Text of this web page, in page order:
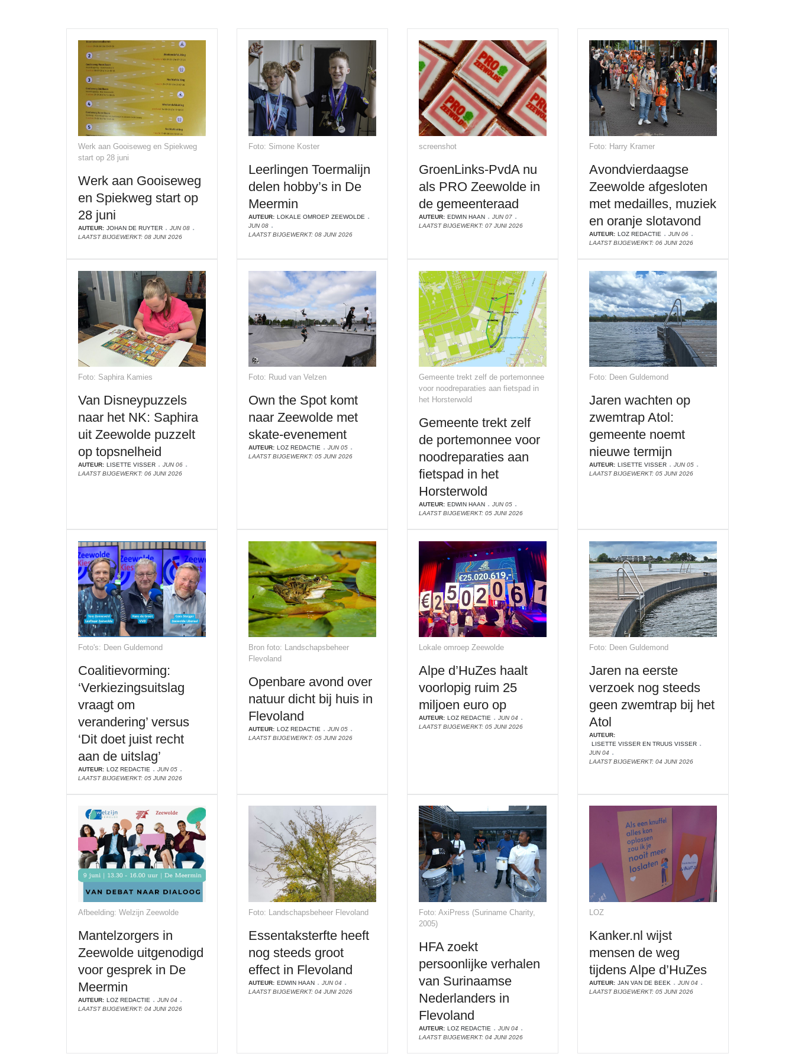
Werk aan Gooiseweg en Spiekweg
start op 28 juni
Werk aan Gooiseweg
en Spiekweg start op
28 juni
AUTEUR: JOHAN DE RUYTER
JUN 08
LAATST BIJGEWERKT: 08 JUNI 2026
Foto: Simone Koster
Leerlingen Toermalijn
delen hobby’s in De
Meermin
AUTEUR: LOKALE OMROEP ZEEWOLDE
JUN 08
LAATST BIJGEWERKT: 08 JUNI 2026
screenshot
GroenLinks-PvdA nu
als PRO Zeewolde in
de gemeenteraad
AUTEUR: EDWIN HAAN
JUN 07
LAATST BIJGEWERKT: 07 JUNI 2026
Foto: Harry Kramer
Avondvierdaagse
Zeewolde afgesloten
met medailles, muziek
en oranje slotavond
AUTEUR: LOZ REDACTIE
JUN 06
LAATST BIJGEWERKT: 06 JUNI 2026
Foto: Saphira Kamies
Van Disneypuzzels
naar het NK: Saphira
uit Zeewolde puzzelt
op topsnelheid
AUTEUR: LISETTE VISSER
JUN 06
LAATST BIJGEWERKT: 06 JUNI 2026
Foto: Ruud van Velzen
Own the Spot komt
naar Zeewolde met
skate-evenement
AUTEUR: LOZ REDACTIE
JUN 05
LAATST BIJGEWERKT: 05 JUNI 2026
Gemeente trekt zelf de portemonnee
voor noodreparaties aan fietspad in
het Horsterwold
Gemeente trekt zelf
de portemonnee voor
noodreparaties aan
fietspad in het
Horsterwold
AUTEUR: EDWIN HAAN
JUN 05
LAATST BIJGEWERKT: 05 JUNI 2026
Foto: Deen Guldemond
Jaren wachten op
zwemtrap Atol:
gemeente noemt
nieuwe termijn
AUTEUR: LISETTE VISSER
JUN 05
LAATST BIJGEWERKT: 05 JUNI 2026
Foto's: Deen Guldemond
Coalitievorming:
‘Verkiezingsuitslag
vraagt om
verandering’ versus
‘Dit doet juist recht
aan de uitslag’
AUTEUR: LOZ REDACTIE
JUN 05
LAATST BIJGEWERKT: 05 JUNI 2026
Bron foto: Landschapsbeheer
Flevoland
Openbare avond over
natuur dicht bij huis in
Flevoland
AUTEUR: LOZ REDACTIE
JUN 05
LAATST BIJGEWERKT: 05 JUNI 2026
Lokale omroep Zeewolde
Alpe d’HuZes haalt
voorlopig ruim 25
miljoen euro op
AUTEUR: LOZ REDACTIE
JUN 04
LAATST BIJGEWERKT: 05 JUNI 2026
Foto: Deen Guldemond
Jaren na eerste
verzoek nog steeds
geen zwemtrap bij het
Atol
AUTEUR:
LISETTE VISSER EN TRUUS VISSER
JUN 04
LAATST BIJGEWERKT: 04 JUNI 2026
Afbeelding: Welzijn Zeewolde
Mantelzorgers in
Zeewolde uitgenodigd
voor gesprek in De
Meermin
AUTEUR: LOZ REDACTIE
JUN 04
LAATST BIJGEWERKT: 04 JUNI 2026
Foto: Landschapsbeheer Flevoland
Essentaksterfte heeft
nog steeds groot
effect in Flevoland
AUTEUR: EDWIN HAAN
JUN 04
LAATST BIJGEWERKT: 04 JUNI 2026
Foto: AxiPress (Suriname Charity,
2005)
HFA zoekt
persoonlijke verhalen
van Surinaamse
Nederlanders in
Flevoland
AUTEUR: LOZ REDACTIE
JUN 04
LAATST BIJGEWERKT: 04 JUNI 2026
LOZ
Kanker.nl wijst
mensen de weg
tijdens Alpe d’HuZes
AUTEUR: JAN VAN DE BEEK
JUN 04
LAATST BIJGEWERKT: 05 JUNI 2026